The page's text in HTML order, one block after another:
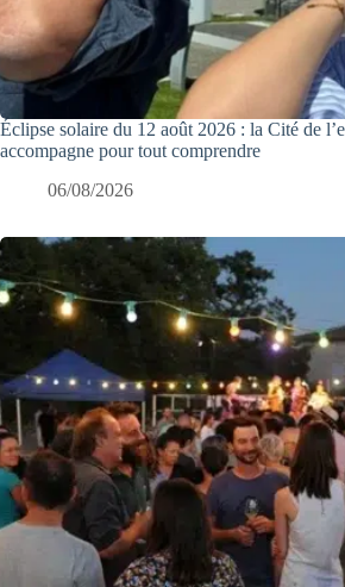
Éclipse solaire du 12 août 2026 : la Cité de
accompagne pour tout comprendre
06/08/2026